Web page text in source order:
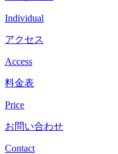
Individual
アクセス
Access
料金表
Price
お問い合わせ
Contact